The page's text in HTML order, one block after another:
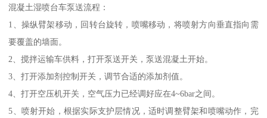
混凝土湿喷台车泵送流程：
1、操纵臂架移动，回转台旋转，喷嘴移动，将喷射方向垂直指向需
要覆盖的墙面。
2、搅拌运输车供料，打开泵送开关，泵送混凝土开始。
3、打开添加剂控制开关，调节合适的添加剂值。
4、打开空压机开关，空气压力已经调好应在4~6bar之间。
5、喷射开始，根据实际支护层情况，适时调整臂架和喷嘴动作，完